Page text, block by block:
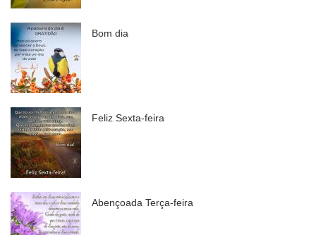
Bom dia
Feliz Sexta-feira
Abençoada Terça-feira